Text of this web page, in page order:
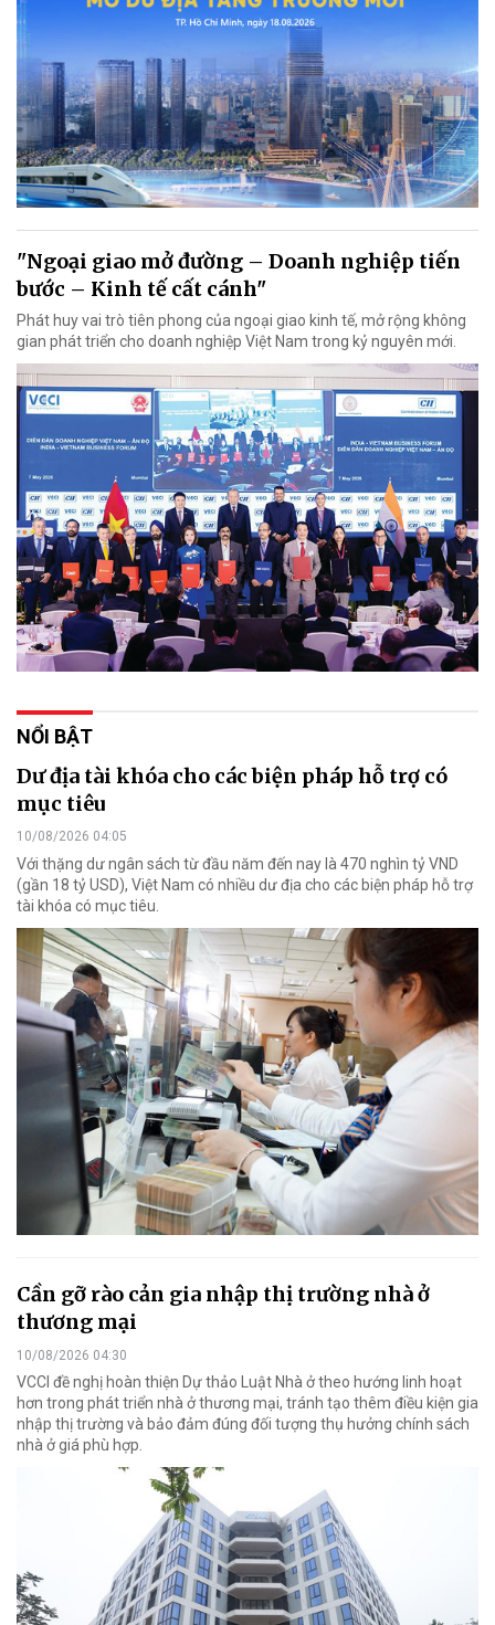
"Ngoại giao mở đường – Doanh nghiệp tiến
bước – Kinh tế cất cánh"
Phát huy vai trò tiên phong của ngoại giao kinh tế, mở rộng không
gian phát triển cho doanh nghiệp Việt Nam trong kỷ nguyên mới.
NỔI BẬT
Dư địa tài khóa cho các biện pháp hỗ trợ có
mục tiêu
10/08/2026 04:05
Với thặng dư ngân sách từ đầu năm đến nay là 470 nghìn tỷ VND
(gần 18 tỷ USD), Việt Nam có nhiều dư địa cho các biện pháp hỗ trợ
tài khóa có mục tiêu.
Cần gỡ rào cản gia nhập thị trường nhà ở
thương mại
10/08/2026 04:30
VCCI đề nghị hoàn thiện Dự thảo Luật Nhà ở theo hướng linh hoạt
hơn trong phát triển nhà ở thương mại, tránh tạo thêm điều kiện gia
nhập thị trường và bảo đảm đúng đối tượng thụ hưởng chính sách
nhà ở giá phù hợp.